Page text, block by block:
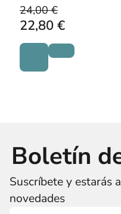
24,00 €
22,80 €
Boletín
Suscríbete y estarás
novedades